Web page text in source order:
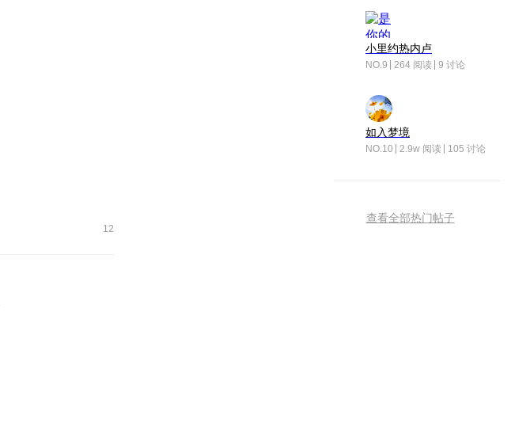
12
小里约热内卢
NO.9 264 阅读 9 讨论
如入梦境
NO.10 2.9w 阅读 105 讨论
查看全部热门帖子